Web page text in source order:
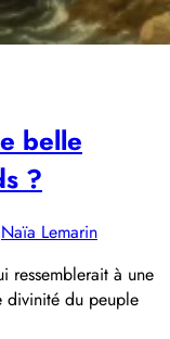
belle
?
Naïa Lemarin
ressemblerait à une
divinité du peuple